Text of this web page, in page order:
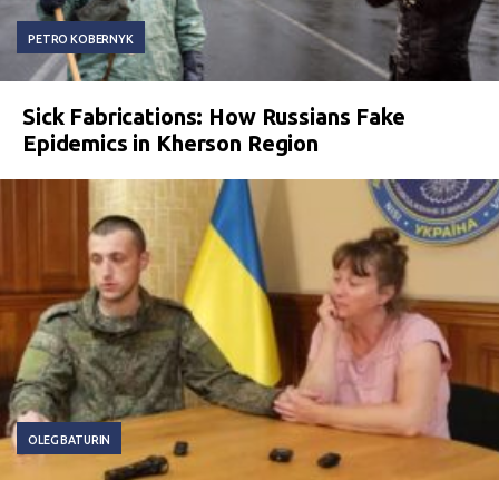
PETRO KOBERNYK
Sick Fabrications: How Russians Fake
Epidemics in Kherson Region
OLEG BATURIN